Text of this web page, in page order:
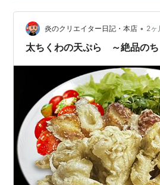
炎のクリエイター日記・本店 • 2ヶ
太ちくわの天ぷら ～絶品のち